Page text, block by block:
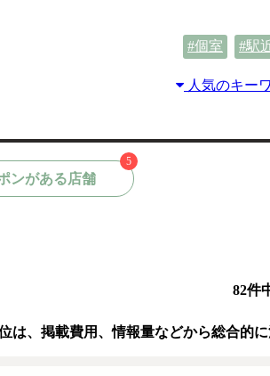
個室 駅
人気のキー
ンがある店舗
5
82件
は、掲載費用、情報量などから総合的に